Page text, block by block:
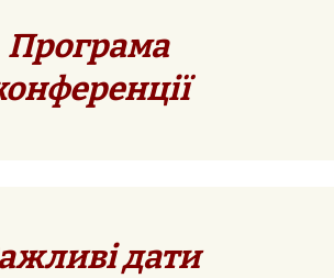
Програма
дати